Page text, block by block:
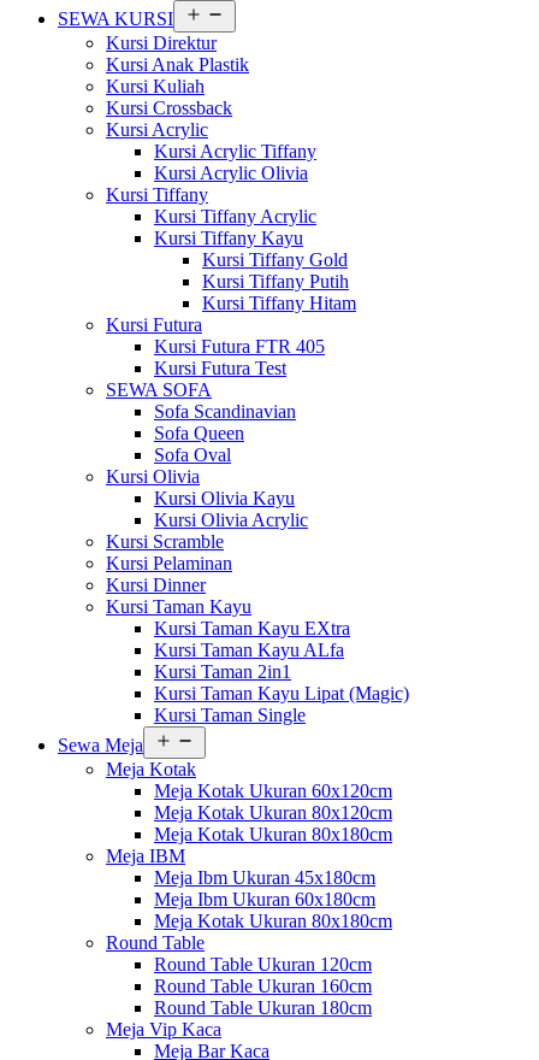
SEWA KURSI
menu
Kursi Direktur
Kursi Anak Plastik
Kursi Kuliah
Kursi Crossback
Kursi Acrylic
Kursi Acrylic Tiffany
Kursi Acrylic Olivia
Kursi Tiffany
Kursi Tiffany Acrylic
Kursi Tiffany Kayu
Kursi Tiffany Gold
Kursi Tiffany Putih
Kursi Tiffany Hitam
Kursi Futura
Kursi Futura FTR 405
Kursi Futura Test
SEWA SOFA
Sofa Scandinavian
Sofa Queen
Sofa Oval
Kursi Olivia
Kursi Olivia Kayu
Kursi Olivia Acrylic
Kursi Scramble
Kursi Pelaminan
Kursi Dinner
Kursi Taman Kayu
Kursi Taman Kayu EXtra
Kursi Taman Kayu ALfa
Kursi Taman 2in1
Kursi Taman Kayu Lipat (Magic)
Kursi Taman Single
Sewa Meja
menu
Meja Kotak
Meja Kotak Ukuran 60x120cm
Meja Kotak Ukuran 80x120cm
Meja Kotak Ukuran 80x180cm
Meja IBM
Meja Ibm Ukuran 45x180cm
Meja Ibm Ukuran 60x180cm
Meja Kotak Ukuran 80x180cm
Round Table
Round Table Ukuran 120cm
Round Table Ukuran 160cm
Round Table Ukuran 180cm
Meja Vip Kaca
Meja Bar Kaca